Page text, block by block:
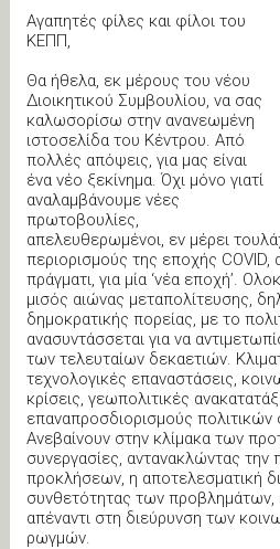
Αγαπητές φίλες και φίλοι του
ΚΕΠΠ,
Θα ήθελα, εκ μέρους του νέου
Διοικητικού Συμβουλίου, να σας
καλωσορίσω στην ανανεωμένη
ιστοσελίδα του Κέντρου. Από
πολλές απόψεις, για μας είναι
ένα νέο ξεκίνημα. Όχι μόνο γιατί
αναλαμβάνουμε νέες
πρωτοβουλίες,
απελευθερωμένοι, εν μέρει
περιορισμούς της εποχής COVID,
πράγματι, για μία ‘νέα εποχή’.
μισός αιώνας μεταπολίτευσης,
δημοκρατικής πορείας, με το
ανασυντάσσεται για να
των τελευταίων δεκαετιών.
τεχνολογικές επαναστάσεις,
κρίσεις, γεωπολιτικές
επαναπροσδιορισμούς
Ανεβαίνουν στην κλίμακα των
συνεργασίες, αντανακλώντας την
προκλήσεων, η αποτελεσματική
συνθετότητας των προβλημάτων,
απέναντι στη διεύρυνση των
ρωγμών.